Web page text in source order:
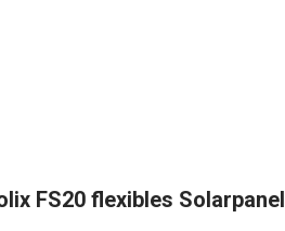
FS20 flexibles Solarpanel